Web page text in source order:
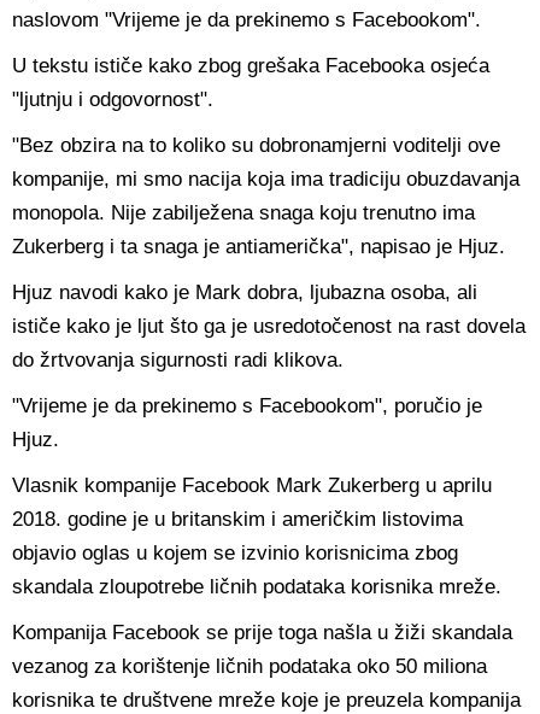
naslovom "Vrijeme je da prekinemo s Facebookom".
U tekstu ističe kako zbog grešaka Facebooka osjeća
"ljutnju i odgovornost".
"Bez obzira na to koliko su dobronamjerni voditelji ove
kompanije, mi smo nacija koja ima tradiciju obuzdavanja
monopola. Nije zabilježena snaga koju trenutno ima
Zukerberg i ta snaga je antiamerička", napisao je Hjuz.
Hjuz navodi kako je Mark dobra, ljubazna osoba, ali
ističe kako je ljut što ga je usredotočenost na rast dovela
do žrtvovanja sigurnosti radi klikova.
"Vrijeme je da prekinemo s Facebookom", poručio je
Hjuz.
Vlasnik kompanije Facebook Mark Zukerberg u aprilu
2018. godine je u britanskim i američkim listovima
objavio oglas u kojem se izvinio korisnicima zbog
skandala zloupotrebe ličnih podataka korisnika mreže.
Kompanija Facebook se prije toga našla u žiži skandala
vezanog za korištenje ličnih podataka oko 50 miliona
korisnika te društvene mreže koje je preuzela kompanija